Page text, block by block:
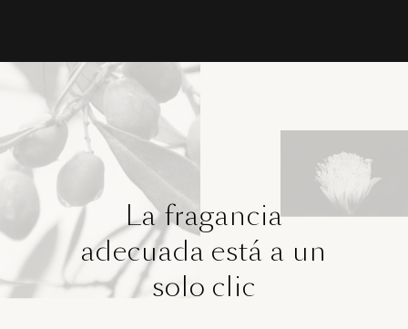
La fragancia
adecuada está a un
solo clic